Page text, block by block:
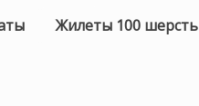
Жилеты 100 шерсть